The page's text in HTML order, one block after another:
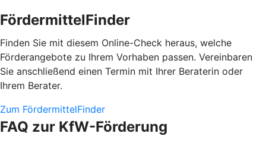
FördermittelFinder
Finden Sie mit diesem Online-Check heraus, welche
Förderangebote zu Ihrem Vorhaben passen. Vereinbaren
Sie anschließend einen Termin mit Ihrer Beraterin oder
Ihrem Berater.
Zum FördermittelFinder
FAQ zur KfW-Förderung